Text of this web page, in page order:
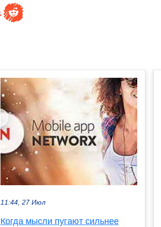
11:44, 27 Июл
Когда мысли пугают сильнее